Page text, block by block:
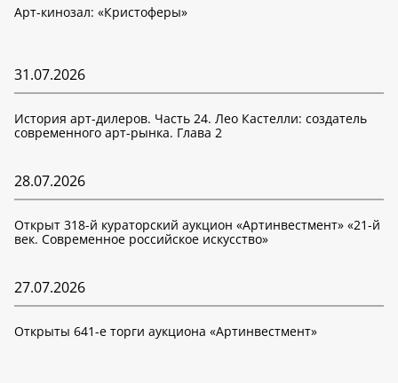
Арт-кинозал: «Кристоферы»
31.07.2026
История арт-дилеров. Часть 24. Лео Кастелли: создатель
современного арт-рынка. Глава 2
28.07.2026
Открыт 318-й кураторский аукцион «Артинвестмент» «21-й
век. Современное российское искусство»
27.07.2026
Открыты 641-е торги аукциона «Артинвестмент»